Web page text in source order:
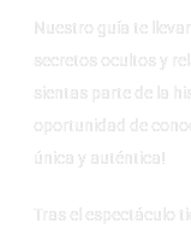
Nuestro guía te
secretos ocultos y
sientas parte de la
oportunidad de
única y auténtica!
Tras el espectáculo